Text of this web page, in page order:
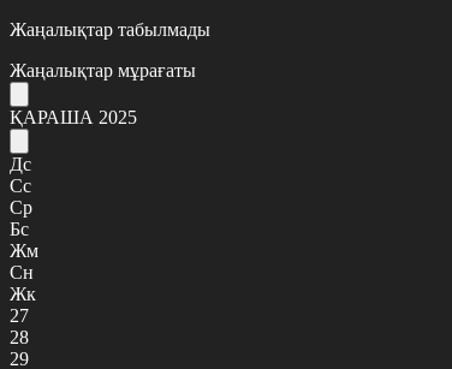
Жаңалықтар табылмады
Жаңалықтар мұрағаты
ҚАРАША 2025
Дс
Сс
Ср
Бс
Жм
Сн
Жк
27
28
29